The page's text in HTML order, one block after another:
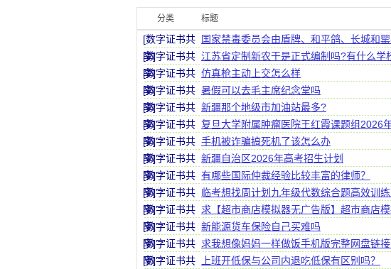
分类 标题
[数字证书共
享]
国家禁毒委员会由盾牌、和平鸽、长城和
[数字证书共
享]
江苏省定制新农干是正式编制吗?有什么学
[数字证书共
享]
仿真枪主动上交怎么样
[数字证书共
享]
暑假可以去毛主席纪念堂吗
[数字证书共
享]
新疆那个地级市加油站最多?
[数字证书共
享]
复旦大学附属肿瘤医院王红霞课题组2026
[数字证书共
享]
手机被诈骗搞死机了该怎么办
[数字证书共
享]
新疆自治区2026年高考招生计划
[数字证书共
享]
有哪些国际仲裁经验比较丰富的律师？
[数字证书共
享]
临考想找周计划九年级代数综合题高效训
[数字证书共
享]
求【超市商店模拟器无广告版】超市商店
[数字证书共
享]
新能源货车保险自己买难吗
[数字证书共
享]
求我想像妈妈一样做饭手机版完整网盘链
[数字证书共
上班开低保与公司内退吃低保有区别吗？